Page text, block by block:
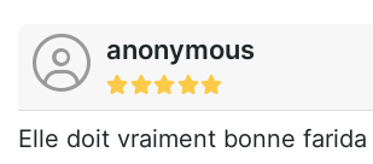
anonymous
Elle doit vraiment bonne farida